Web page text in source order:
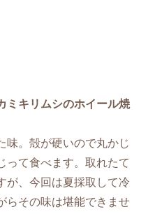
ミキリムシのホイール焼
味。殻が硬いので丸かじ
って食べます。取れたて
が、今回は夏採取して冷
らその味は堪能できませ